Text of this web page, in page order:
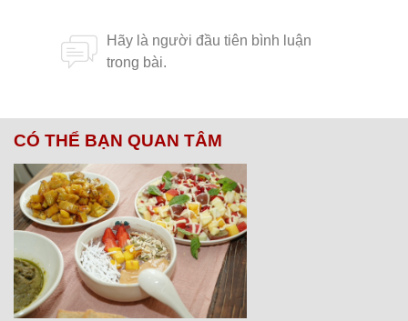
CÓ THỂ BẠN QUAN TÂM